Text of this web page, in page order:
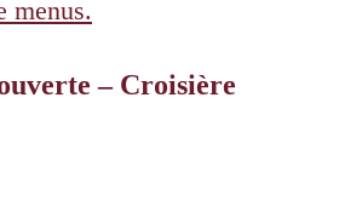
menus.
– Croisière